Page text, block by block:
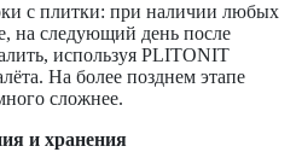
с плитки: при наличии любых
на следующий день после
используя PLITONIT
На более позднем этапе
сложнее.
и хранения